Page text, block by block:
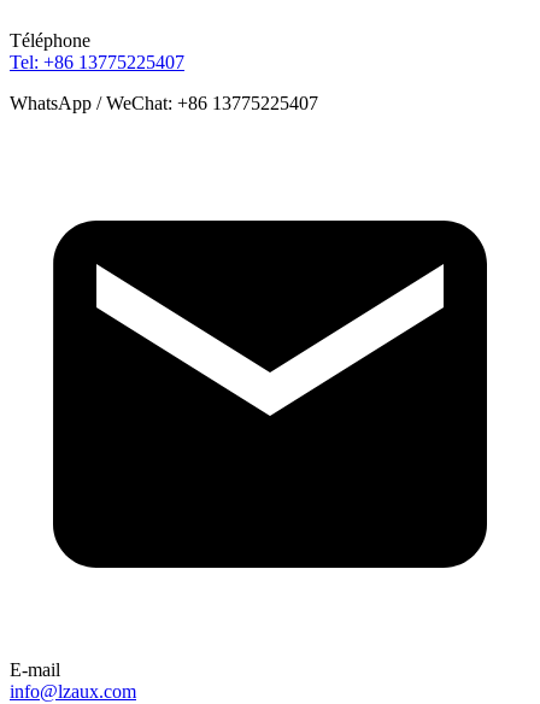
Téléphone
Tel: +86 13775225407
WhatsApp / WeChat: +86 13775225407
E-mail
info@lzaux.com